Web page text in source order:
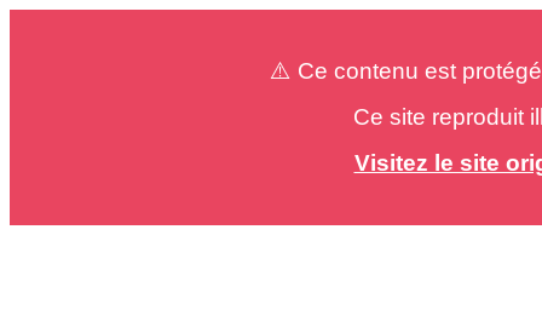
⚠️ Ce contenu est
Ce site reproduit
Visitez le site